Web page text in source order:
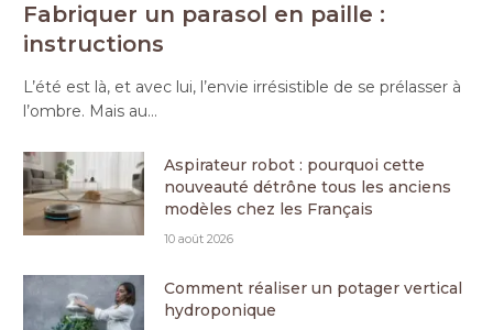
Fabriquer un parasol en paille :
instructions
L’été est là, et avec lui, l’envie irrésistible de se prélasser à
l’ombre. Mais au…
Aspirateur robot : pourquoi cette
nouveauté détrône tous les anciens
modèles chez les Français
10 août 2026
Comment réaliser un potager vertical
hydroponique